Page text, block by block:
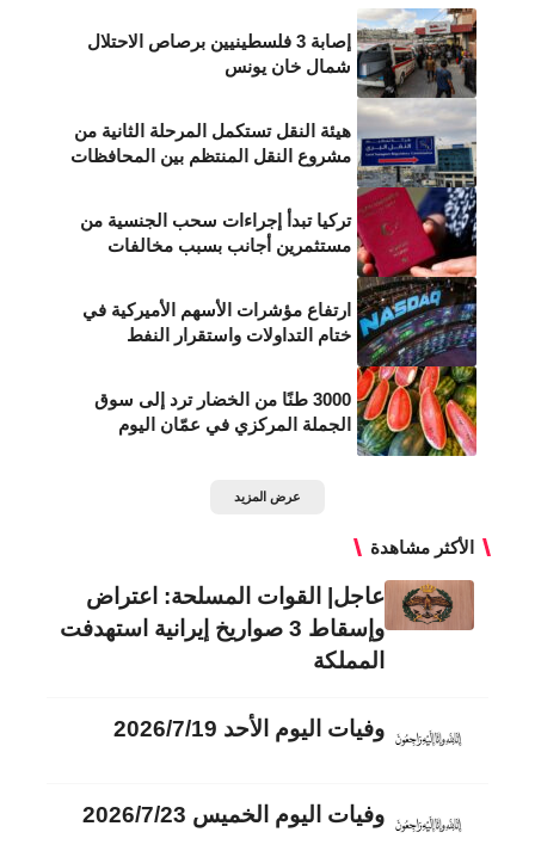
إصابة 3 فلسطينيين برصاص الاحتلال
شمال خان يونس
هيئة النقل تستكمل المرحلة الثانية من
مشروع النقل المنتظم بين المحافظات
تركيا تبدأ إجراءات سحب الجنسية من
مستثمرين أجانب بسبب مخالفات
ارتفاع مؤشرات الأسهم الأميركية في
ختام التداولات واستقرار النفط
3000 طنًا من الخضار ترد إلى سوق
الجملة المركزي في عمّان اليوم
عرض المزيد
الأكثر مشاهدة
عاجل| القوات المسلحة: اعتراض
وإسقاط 3 صواريخ إيرانية استهدفت
المملكة
وفيات اليوم الأحد 2026/7/19
وفيات اليوم الخميس 2026/7/23